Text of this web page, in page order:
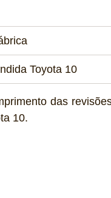
Toyota 10
das
10.